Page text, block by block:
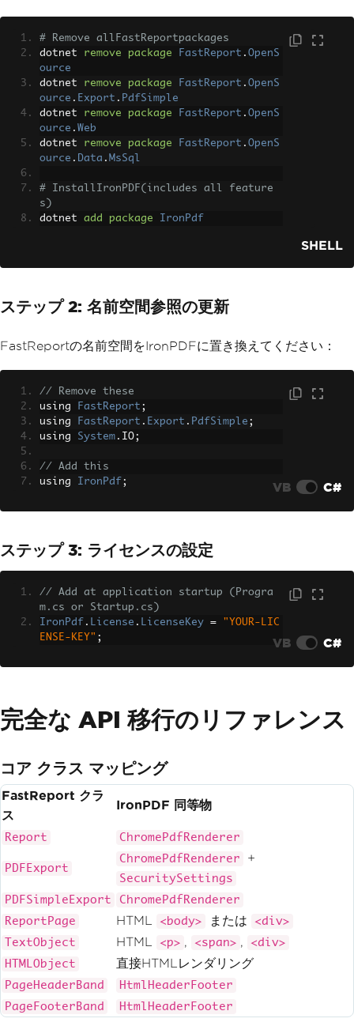
# Remove allFastReportpackages
dotnet remove package FastReport . OpenS
ource
dotnet remove package FastReport . OpenS
ource . Export . PdfSimple
dotnet remove package FastReport . OpenS
ource . Web
dotnet remove package FastReport . OpenS
ource . Data . MsSql
# InstallIronPDF(includes all feature
s)
dotnet add package IronPdf
SHELL
ステップ 2: 名前空間参照の更新
FastReportの名前空間をIronPDFに置き換えてください：
// Remove these
using
FastReport ;
using
FastReport . Export . PdfSimple ;
using System . IO;
// Add this
using IronPdf ; VB C#
ステップ 3: ライセンスの設定
// Add at application startup (Progra
m.cs or Startup.cs)
IronPdf . License . LicenseKey =
"YOUR-LIC
ENSE-KEY" ; VB C#
完全な API 移行のリファレンス
コア クラス マッピング
FastReport クラ
ス
IronPDF 同等物
Report ChromePdfRenderer
PDFExport
ChromePdfRenderer +
SecuritySettings
PDFSimpleExport
ChromePdfRenderer
ReportPage
HTML <body> または
<div>
TextObject
HTML <p> , <span> ,
<div>
HTMLObject
直接HTMLレンダリング
PageHeaderBand
HtmlHeaderFooter
PageFooterBand
HtmlHeaderFooter